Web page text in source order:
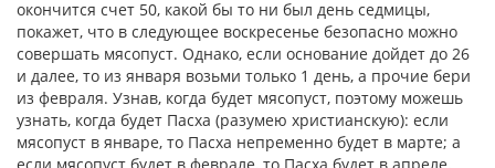
окончится счет 50, какой бы то ни был день седмицы,
покажет, что в следующее воскресенье безопасно можно
совершать мясопуст. Однако, если основание дойдет до 26
и далее, то из января возьми только 1 день, а прочие бери
из февраля. Узнав, когда будет мясопуст, поэтому можешь
узнать, когда будет Пасха (разумею христианскую): если
мясопуст в январе, то Пасха непременно будет в марте; а